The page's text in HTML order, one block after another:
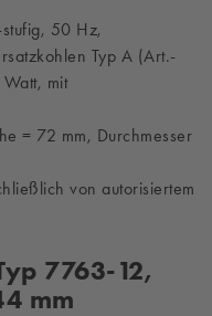
50 Hz,
Typ A (Art.-
mit
= 72 mm, Durchmesser
von autorisiertem
7763-12,
mm